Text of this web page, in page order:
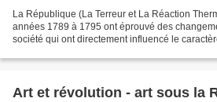
La République (La Terreur et La Réaction
années 1789 à 1795 ont éprouvé des
société qui ont directement influencé le
Art et révolution - art sous la